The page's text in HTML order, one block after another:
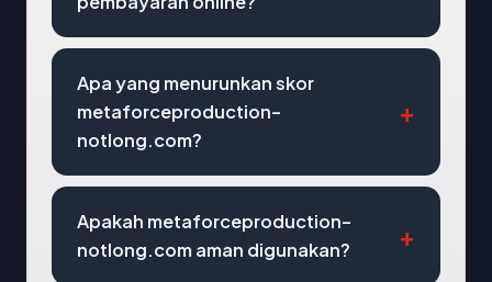
Apa yang menurunkan skor
metaforceproduction-
notlong.com?
Apakah metaforceproduction-
notlong.com aman digunakan?